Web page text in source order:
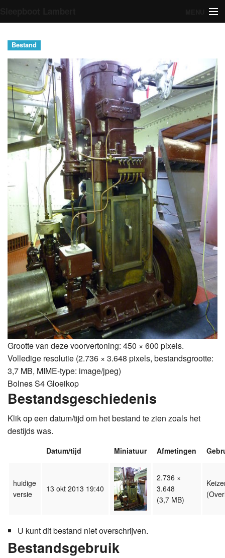
Aanmelden
Bestand
Grootte van deze voorvertoning: 450 × 600 pixels.
Volledige resolutie (2.736 × 3.648 pixels, bestandsgrootte:
3,7 MB, MIME-type: image/jpeg)
Bolnes S4 Gloeikop
Bestandsgeschiedenis
Klik op een datum/tijd om het bestand te zien zoals het
destijds was.
Datum/tijd Miniatuur Afmetingen
huidige
versie
13 okt 2013 19:40
2.736 ×
3.648
(3,7 MB)
(
U kunt dit bestand niet overschrijven.
Bestandsgebruik